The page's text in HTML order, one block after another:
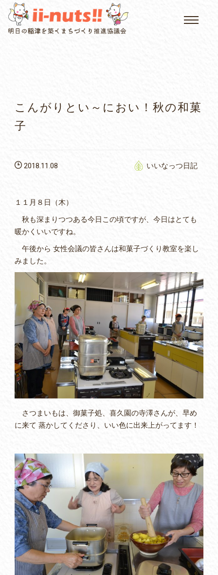
HOME
アクセス
こんがりとい～におい！秋の和菓
子
いいなっつ日記
2018.11.08
１１月８日（木）
秋も深まりつつある今日この頃ですが、今日はとても
暖かくいいですね。
午後から 女性会議の皆さんは和菓子づくり教室を楽し
みました。
さつまいもは、御菓子処、喜久園の寺澤さんが、早め
に来て 蒸かしてくださり、いい色に出来上がってます！